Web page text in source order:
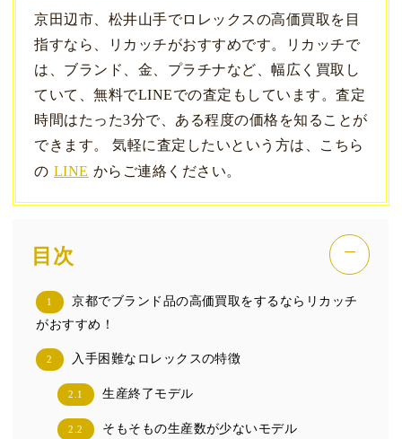
京田辺市、松井山手でロレックスの高価買取を目
指すなら、リカッチがおすすめです。リカッチで
は、ブランド、金、プラチナなど、幅広く買取し
ていて、無料でLINEでの査定もしています。査定
時間はたった3分で、ある程度の価格を知ることが
できます。 気軽に査定したいという方は、こちら
の LINE からご連絡ください。
目次 −
1
京都でブランド品の高価買取をするならリカッチ
がおすすめ！
2 入手困難なロレックスの特徴
2.1 生産終了モデル
2.2 そもそもの生産数が少ないモデル